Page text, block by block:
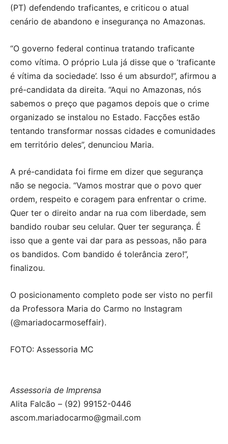
(PT) defendendo traficantes, e criticou o atual
cenário de abandono e insegurança no Amazonas.
“O governo federal continua tratando traficante
como vítima. O próprio Lula já disse que o ‘traficante
é vítima da sociedade’. Isso é um absurdo!”, afirmou a
pré-candidata da direita. “Aqui no Amazonas, nós
sabemos o preço que pagamos depois que o crime
organizado se instalou no Estado. Facções estão
tentando transformar nossas cidades e comunidades
em território deles”, denunciou Maria.
A pré-candidata foi firme em dizer que segurança
não se negocia. “Vamos mostrar que o povo quer
ordem, respeito e coragem para enfrentar o crime.
Quer ter o direito andar na rua com liberdade, sem
bandido roubar seu celular. Quer ter segurança. É
isso que a gente vai dar para as pessoas, não para
os bandidos. Com bandido é tolerância zero!”,
finalizou.
O posicionamento completo pode ser visto no perfil
da Professora Maria do Carmo no Instagram
(@mariadocarmoseffair).
FOTO: Assessoria MC
Assessoria de Imprensa
Alita Falcão – (92) 99152-0446
ascom.mariadocarmo@gmail.com